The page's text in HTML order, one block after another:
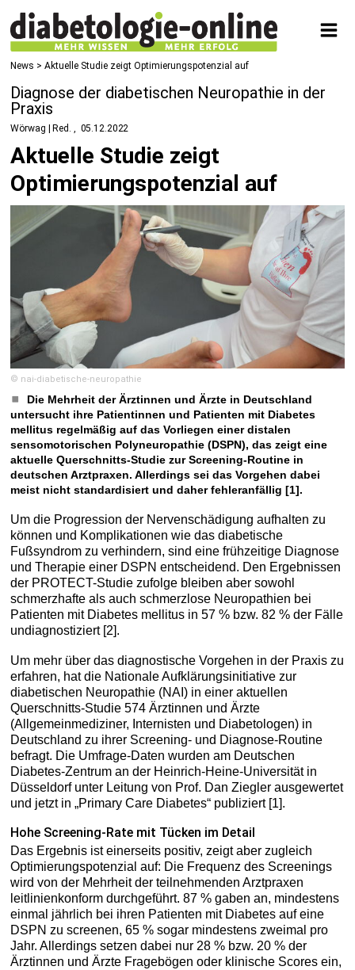
News > Aktuelle Studie zeigt Optimierungspotenzial auf
Diagnose der diabetischen Neuropathie in der
Praxis
Wörwag | Red. 05.12.2022
Aktuelle Studie zeigt
Optimierungspotenzial auf
© nai-diabetische-neuropathie
Die Mehrheit der Ärztinnen und Ärzte in Deutschland
untersucht ihre Patientinnen und Patienten mit Diabetes
mellitus regelmäßig auf das Vorliegen einer distalen
sensomotorischen Polyneuropathie (DSPN), das zeigt eine
aktuelle Querschnitts-Studie zur Screening-Routine in
deutschen Arztpraxen. Allerdings sei das Vorgehen dabei
meist nicht standardisiert und daher fehleranfällig [1].
Um die Progression der Nervenschädigung aufhalten zu
können und Komplikationen wie das diabetische
Fußsyndrom zu verhindern, sind eine frühzeitige Diagnose
und Therapie einer DSPN entscheidend. Den Ergebnissen
der PROTECT-Studie zufolge bleiben aber sowohl
schmerzhafte als auch schmerzlose Neuropathien bei
Patienten mit Diabetes mellitus in 57 % bzw. 82 % der Fälle
undiagnostiziert [2].
Um mehr über das diagnostische Vorgehen in der Praxis zu
erfahren, hat die Nationale Aufklärungsinitiative zur
diabetischen Neuropathie (NAI) in einer aktuellen
Querschnitts-Studie 574 Ärztinnen und Ärzte
(Allgemeinmediziner, Internisten und Diabetologen) in
Deutschland zu ihrer Screening- und Diagnose-Routine
befragt. Die Umfrage-Daten wurden am Deutschen
Diabetes-Zentrum an der Heinrich-Heine-Universität in
Düsseldorf unter Leitung von Prof. Dan Ziegler ausgewertet
und jetzt in „Primary Care Diabetes“ publiziert [1].
Hohe Screening-Rate mit Tücken im Detail
Das Ergebnis ist einerseits positiv, zeigt aber zugleich
Optimierungspotenzial auf: Die Frequenz des Screenings
wird von der Mehrheit der teilnehmenden Arztpraxen
leitlinienkonform durchgeführt. 87 % gaben an, mindestens
einmal jährlich bei ihren Patienten mit Diabetes auf eine
DSPN zu screenen, 65 % sogar mindestens zweimal pro
Jahr. Allerdings setzen dabei nur 28 % bzw. 20 % der
Ärztinnen und Ärzte Fragebögen oder klinische Scores ein,